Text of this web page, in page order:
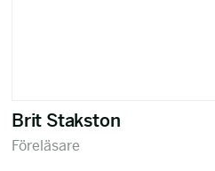
Brit Stakston
Föreläsare